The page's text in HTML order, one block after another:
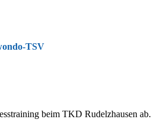
TSV
beim TKD Rudelzhausen ab.